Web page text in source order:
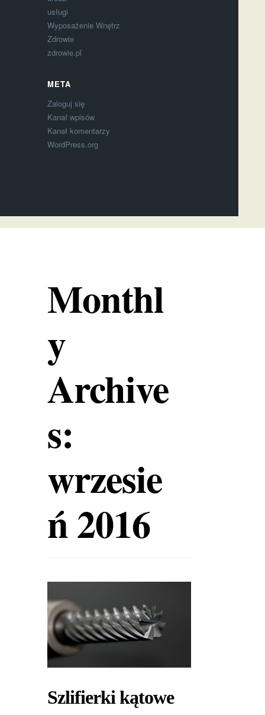
usługi
Wyposażenie Wnętrz
Zdrowie
zdrowie.pl
META
Zaloguj się
Kanał wpisów
Kanał komentarzy
WordPress.org
Monthl
y
Archive
s:
wrzesie
ń 2016
Szlifierki kątowe